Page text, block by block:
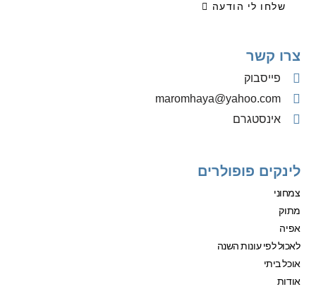
שלחו לי הודעה
צרו קשר
פייסבוק
‫maromhaya@yahoo.com
אינסטגרם
לינקים פופולרים
צמחוני
מתוק
אפיה
לאכול לפי עונות השנה
אוכל ביתי
אודות